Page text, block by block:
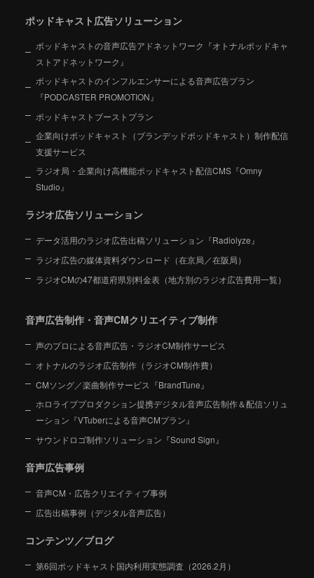
ポッドキャスト広告ソリューション
ポッドキャストの音声広告アドネットワーク『オトナルポッドキャ
ストアドネットワーク』
ポッドキャストのインフルエンサーによる音声広告プラン
『PODCASTER PROMOTION』
ポッドキャストブーストプラン
企業向けポッドキャスト（ブランデッドポッドキャスト）制作配信
支援サービス
ラジオ局・企業向け高機能ポッドキャスト配信CMS『Omny
Studio』
ラジオ広告ソリューション
データ活用のラジオ広告出稿ソリューション『Radiolyze』
ラジオ広告の媒体資料ダウンロード（在京局／在阪局）
ラジオCMの47都道府県別料金表（地方別のラジオ広告費用一覧）
音声広告制作・音声CMクリエイティブ制作
声のプロによる音声広告・ラジオCM制作サービス
オトナルのラジオ広告制作（ラジオCM制作費）
CMソング／楽曲制作サービス『BrandTune』
ホロライブプロダクション提携デジタル音声広告制作＆配信ソリュ
ーション 『VTuberによる音声CMプラン』
サウンドロゴ制作ソリューション『Sound Sign』
音声広告事例
音声CM・広告クリエイティブ事例
広告出稿事例（デジタル音声広告）
コンテンツ／ブログ
第6回ポッドキャスト国内利用実態調査（2026.2月）